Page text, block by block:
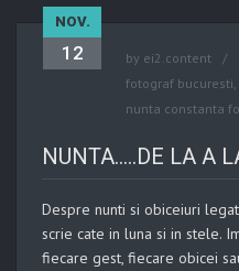
NOV.
12 by ei2.content
fotograf bucuresti,
nunta constanta
NUNTA…..DE LA A
Despre nunti si obiceiuri
scrie cate in luna si in stele.
fiecare gest, fiecare obicei